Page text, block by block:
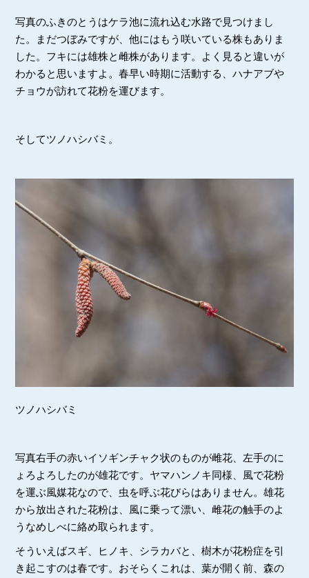
写真のふきのとうはケラ池に流れ込む水路で見つけまし
た。まだつぼみですが、他にはもう咲いている株もありま
した。フキには雄株と雌株があります。よく見ると違いが
わかると思いますよ。春早い時期に活動する、ハナアブや
チョウが訪れて花粉を運びます。
そしてツノハシバミ。
ツノハシバミ
写真右手の赤いイソギンチャク状のものが雌花、左手のに
ょろよろしたのが雄花です。ヤマハンノキ同様、風で花粉
を運ぶ風媒花なので、虫を呼ぶ花びらはありません。雄花
から放出された花粉は、風に乗って漂い、雌花の触手のよ
うなめしべに絡め取られます。
そういえばスギ、ヒノキ、シラカバと、樹木が花粉症を引
き起こすのは春です。おそらくこれは、葉が開く前、森の